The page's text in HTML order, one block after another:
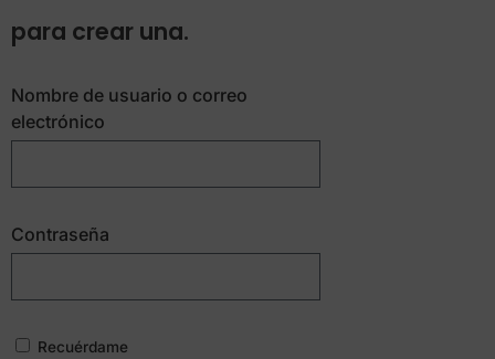
para crear una.
Nombre de usuario o correo
electrónico
Contraseña
Recuérdame